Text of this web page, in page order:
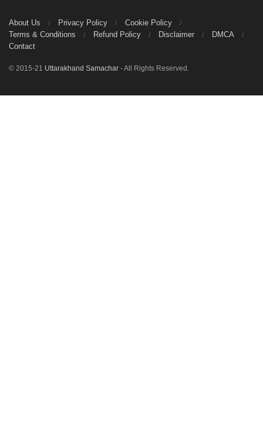
About Us Privacy Policy
Cookie Policy
Terms & Conditions
Refund Policy Disclaimer
DMCA
Contact
© 2015-21 Uttarakhand Samachar - All Rights Reserved.